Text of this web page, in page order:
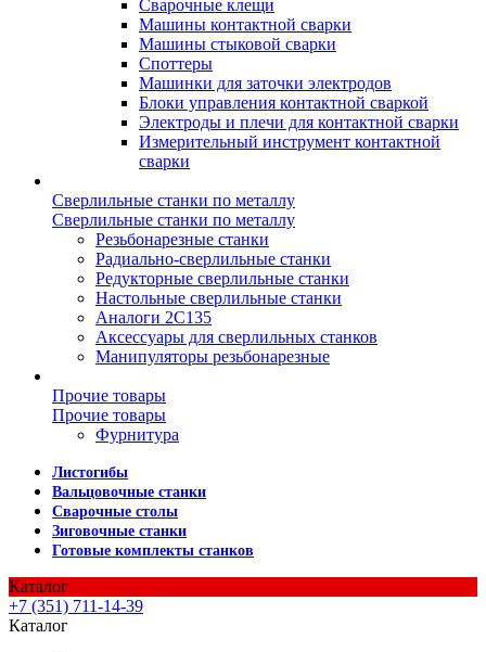
Сварочные клещи
Машины контактной сварки
Машины стыковой сварки
Споттеры
Машинки для заточки электродов
Блоки управления контактной сваркой
Электроды и плечи для контактной сварки
Измерительный инструмент контактной
сварки
Сверлильные станки по металлу
Сверлильные станки по металлу
Резьбонарезные станки
Радиально-сверлильные станки
Редукторные сверлильные станки
Настольные сверлильные станки
Аналоги 2С135
Аксессуары для сверлильных станков
Манипуляторы резьбонарезные
Прочие товары
Прочие товары
Фурнитура
Листогибы
Вальцовочные станки
Сварочные столы
Зиговочные станки
Готовые комплекты станков
Каталог
+7 (351) 711-14-39
Каталог